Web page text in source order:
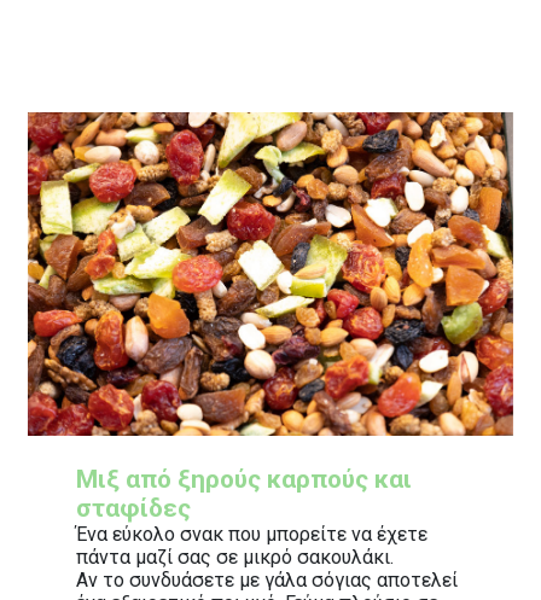
Μιξ από ξηρούς καρπούς και
σταφίδες
Ένα εύκολο σνακ που μπορείτε να έχετε
πάντα μαζί σας σε μικρό σακουλάκι.
Αν το συνδυάσετε με γάλα σόγιας αποτελεί